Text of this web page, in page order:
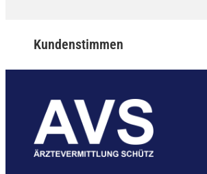
Kundenstimmen